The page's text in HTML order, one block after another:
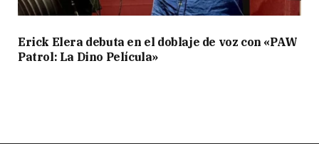
Erick Elera debuta en el doblaje de voz con «PAW
Patrol: La Dino Película»